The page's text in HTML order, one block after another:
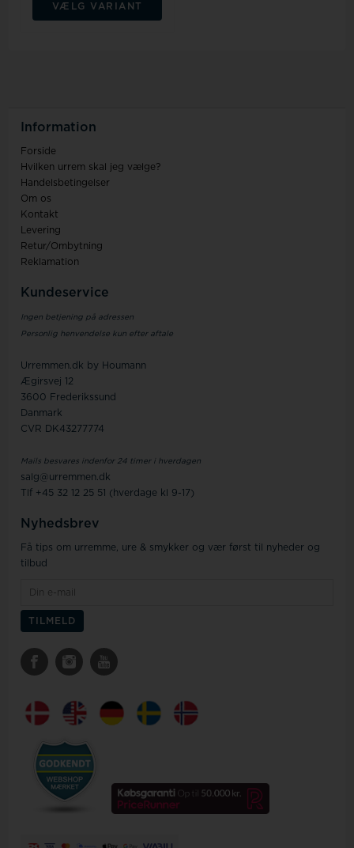
VÆLG VARIANT
Information
Forside
Hvilken urrem skal jeg vælge?
Handelsbetingelser
Om os
Kontakt
Levering
Retur/Ombytning
Reklamation
Kundeservice
Ingen betjening på adressen
Personlig henvendelse kun efter aftale
Urremmen.dk by Houmann
Ægirsvej 12
3600 Frederikssund
Danmark
CVR DK43277774
Mails besvares indenfor 24 timer i hverdagen
salg@urremmen.dk
Tlf +45 32 12 25 51 (hverdage kl 9-17)
Nyhedsbrev
Få tips om urremme, ure & smykker og vær først til nyheder og
tilbud